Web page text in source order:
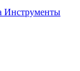
Инструменты